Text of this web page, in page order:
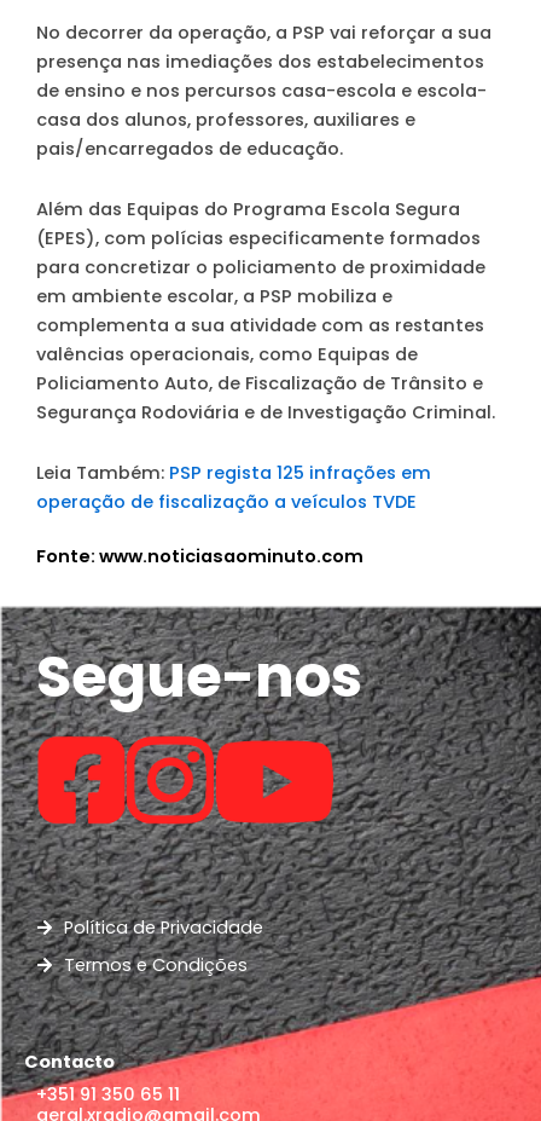
No decorrer da operação, a PSP vai reforçar a sua
presença nas imediações dos estabelecimentos
de ensino e nos percursos casa-escola e escola-
casa dos alunos, professores, auxiliares e
pais/encarregados de educação.
Além das Equipas do Programa Escola Segura
(EPES), com polícias especificamente formados
para concretizar o policiamento de proximidade
em ambiente escolar, a PSP mobiliza e
complementa a sua atividade com as restantes
valências operacionais, como Equipas de
Policiamento Auto, de Fiscalização de Trânsito e
Segurança Rodoviária e de Investigação Criminal.
Leia Também: PSP regista 125 infrações em
operação de fiscalização a veículos TVDE
Fonte: www.noticiasaominuto.com
Segue-nos
Política de Privacidade
Termos e Condições
Contacto
+351 91 350 65 11
geral.xradio@gmail.com